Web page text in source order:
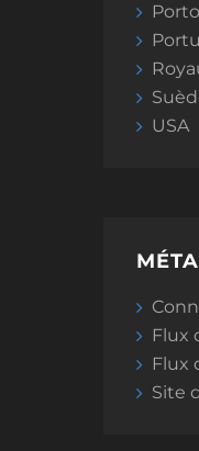
USA
MÉTA
Flux
Flux
Site